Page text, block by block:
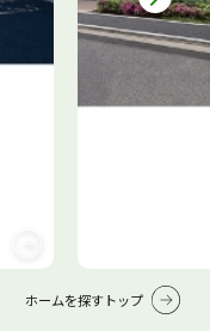
ホームを探すトップ